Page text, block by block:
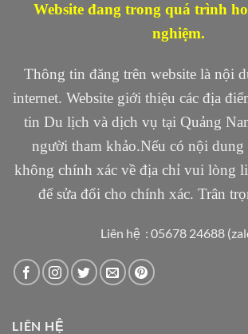
Website đang trong quá trình
nghiệm.
Thông tin đăng trên website là nội
internet. Website giới thiệu các địa
tin Du lịch và dịch vụ tại Quảng
người tham khảo.Nếu có nội dung
không chính xác về địa chỉ vui lòng
để sửa đổi cho chính xác. Trân
Liên hệ : 05678 24688
LIÊN HỆ